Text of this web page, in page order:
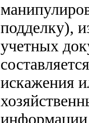
подделку),
учетных
искажения
информации